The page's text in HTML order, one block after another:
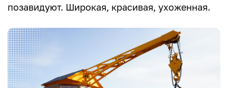
позавидуют. Широкая, красивая, ухоженная.